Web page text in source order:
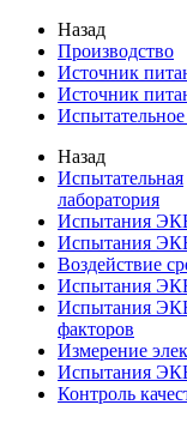
Назад
Производство
Источник
Источник
Назад
Испытательная
лаборатория
Испытания
Испытания
Воздействие
Испытания ЭКБ
Испытания
факторов
Измерение
Испытания ЭКБ
Контроль